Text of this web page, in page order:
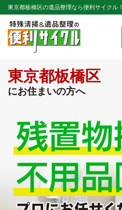
東京都板橋区の遺品整理なら便利サイクル！
東京都板橋区
にお住まいの方へ